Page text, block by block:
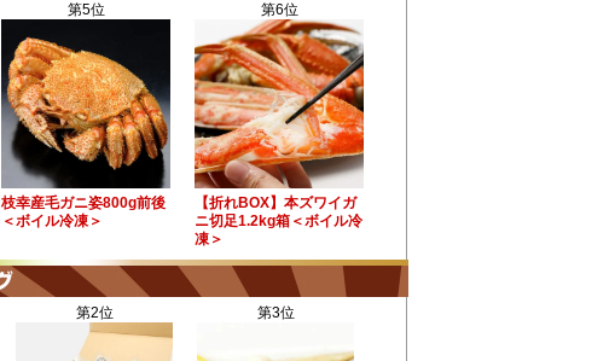
第5位
枝幸産毛ガニ姿800g前後
＜ボイル冷凍＞
第6位
【折れBOX】本ズワイガ
ニ切足1.2kg箱＜ボイル冷
凍＞
第2位 第3位